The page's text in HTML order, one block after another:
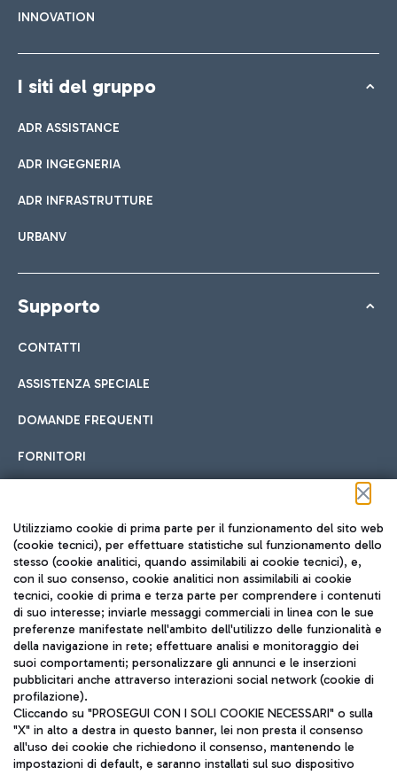
INNOVATION
I siti del gruppo
ADR ASSISTANCE
ADR INGEGNERIA
ADR INFRASTRUTTURE
URBANV
Supporto
CONTATTI
ASSISTENZA SPECIALE
DOMANDE FREQUENTI
FORNITORI
Seguici sui social
TRAVEL JOURNAL
ITA
Utilizziamo cookie di prima parte per il funzionamento del sito web
(cookie tecnici), per effettuare statistiche sul funzionamento dello
stesso (cookie analitici, quando assimilabili ai cookie tecnici), e,
con il suo consenso, cookie analitici non assimilabili ai cookie
tecnici, cookie di prima e terza parte per comprendere i contenuti
di suo interesse; inviarle messaggi commerciali in linea con le sue
preferenze manifestate nell'ambito dell'utilizzo delle funzionalità e
della navigazione in rete; effettuare analisi e monitoraggio dei
suoi comportamenti; personalizzare gli annunci e le inserzioni
pubblicitari anche attraverso interazioni social network (cookie di
profilazione).
Cliccando su "PROSEGUI CON I SOLI COOKIE NECESSARI" o sulla
"X" in alto a destra in questo banner, lei non presta il consenso
all'uso dei cookie che richiedono il consenso, mantenendo le
impostazioni di default, e saranno installati sul suo dispositivo